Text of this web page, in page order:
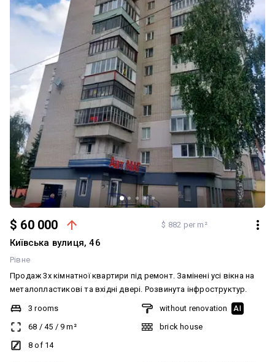
$ 60 000 $ 882 per m²
Київська вулиця, 46
Рівне
Продаж 3х кімнатної квартири під ремонт. Замінені усі вікна на
металопластикові та вхідні двері. Розвинута інфроструктур.
3 rooms
68 / 45 / 9 m²
8 of 14
without renovation AI
brick house